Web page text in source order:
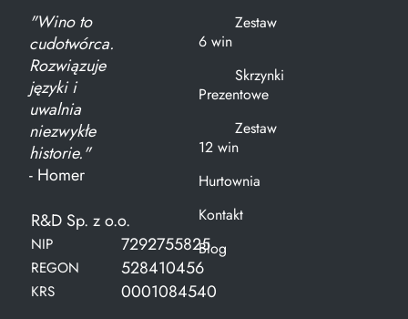
"Wino to
cudotwórca.
Rozwiązuje
języki i
uwalnia
niezwykłe
historie."
- Homer
R&D Sp. z o.o.
NIP 7292755825
REGON 528410456
KRS 0001084540
Zestaw
6 win
Skrzynki
Prezentowe
Zestaw
12 win
Hurtownia
Kontakt
Blog